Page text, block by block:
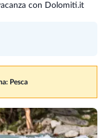
con Dolomiti.it
Pesca